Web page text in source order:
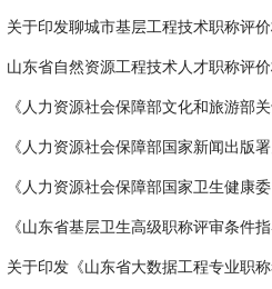
关于印发聊城市基层工程技术职称评
山东省自然资源工程技术人才职称评
《山东省基层卫生高级职称评审条件